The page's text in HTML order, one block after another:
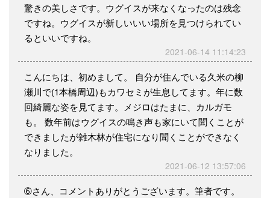
驚きの美しさです。ウグイスが来なくなったのは残念
ですね。ウグイスが新しいいい場所を見つけられてい
るといいですね。
2021-06-14 11:14:23
こんにちは、初めまして。 自分が住んでいる久米の柳
瀬川で(1本橋周辺)もカワセミが生息してます。年に数
回綺麗な姿を見てます。メジロはたまに、カルガモ
も。 数年前はウグイスの鳴き声も家にいて聞くことが
できましたが雑木林が住宅になり聞くことができなく
なりました。
2021-06-12 13:57:06
➅さん、コメントありがとうございます。筆者です。